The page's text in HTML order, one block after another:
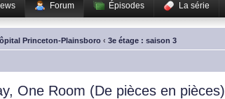
Forum Épisodes La série
Princeton-Plainsboro ‹ 3e étage : saison 3
One Room (De pièces en pièces)